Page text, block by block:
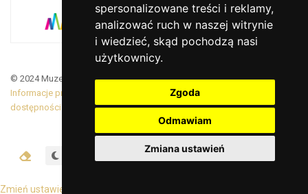
spersonalizowane treści i reklamy,
analizować ruch w naszej witrynie
i wiedzieć, skąd pochodzą nasi
użytkownicy.
Zgoda
Odmawiam
Zmiana ustawień
© 2024 Muzeum Armii Krajowej. Translated by Google Translate
Informacje prawne
Zamówienia publiczne|
dostępności
Zmień ustawienia cookies